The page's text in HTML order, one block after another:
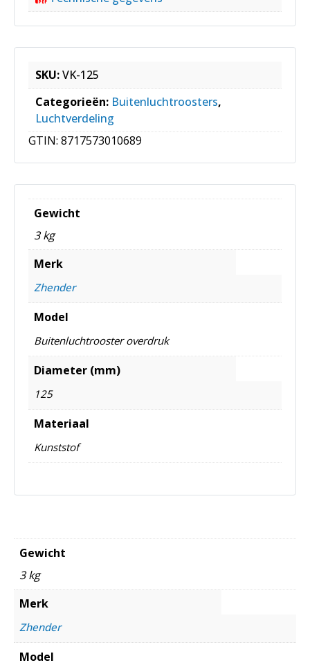
SKU:VK-125
Categorieën: Buitenluchtroosters,
Luchtverdeling
GTIN: 8717573010689
Gewicht
3 kg
Merk
Zhender
Model
Buitenluchtrooster overdruk
Diameter (mm)
125
Materiaal
Kunststof
Gewicht
3 kg
Merk
Zhender
Model